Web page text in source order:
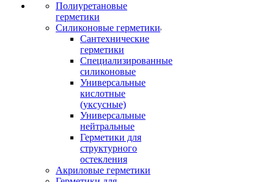
Полиуретановые
герметики
Силиконовые герметики
Сантехнические
герметики
Специализированные
силиконовые
Универсальные
кислотные
(уксусные)
Универсальные
нейтральные
Герметики для
структурного
остекления
Акриловые герметики